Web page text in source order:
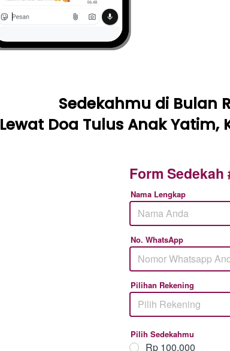
Sedekahmu di Bulan
Lewat Doa Tulus Anak
Form
Nama Lengkap
No. WhatsApp
Pilihan Rekening
Pilih Rekening
Pilih Sedekahmu
Rp 100.000